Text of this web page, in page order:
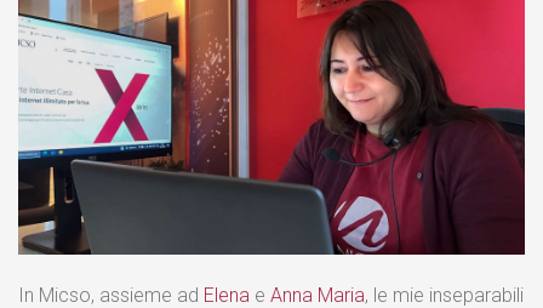
In Micso, assieme ad Elena e Anna Maria, le mie inseparabili